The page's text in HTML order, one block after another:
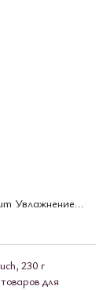
Набор шампунь и кондиционер TSUBAKI Premium Увлажнение и восстановление волос, 2 шт х 300 мл (494900)